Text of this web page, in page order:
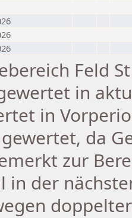
Feld
in
in
da
zur
in der